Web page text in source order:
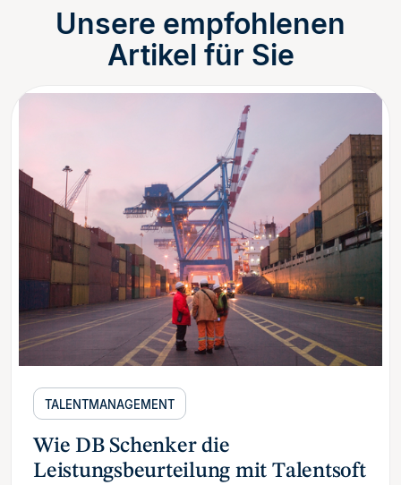
Unsere empfohlenen
Artikel für Sie
TALENTMANAGEMENT
Wie DB Schenker die
Leistungsbeurteilung mit Talentsoft